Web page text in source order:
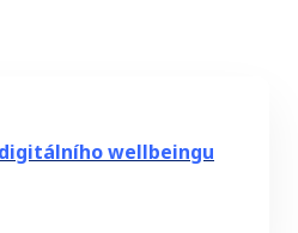
wellbeingu